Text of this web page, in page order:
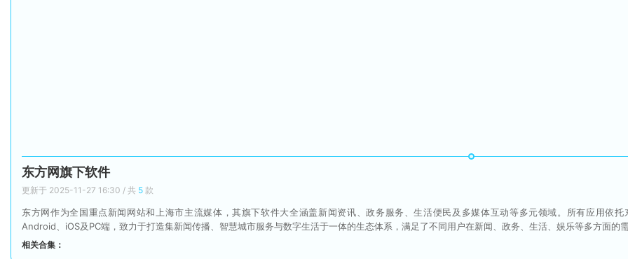
东方网旗下软件
更新于 2025-11-27 16:30 / 共 5 款
东方网作为全国重点新闻网站和上海市主流媒体，其旗下软件大全涵盖新闻资讯、政务服务、生活便民及多媒体互动等多元领域。所有应用依
Android、iOS及PC端，致力于打造集新闻传播、智慧城市服务与数字生活于一体的生态体系，满足了不同用户在新闻、政务、生活、娱乐等多方面的需
相关合集：